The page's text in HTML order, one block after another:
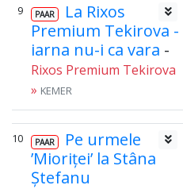
9 PAAR
La Rixos
Premium Tekirova -
iarna nu-i ca vara -
Rixos Premium Tekirova
» KEMER
10 PAAR
Pe urmele
’Mioriței’ la Stâna
Ștefanu